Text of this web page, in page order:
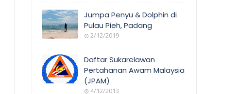
Jumpa Penyu & Dolphin di
Pulau Pieh, Padang
2/12/2019
Daftar Sukarelawan
Pertahanan Awam Malaysia
(JPAM)
4/12/2013